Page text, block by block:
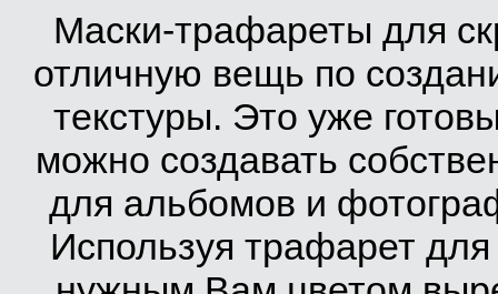
Маски-трафареты для
отличную вещь по
текстуры. Это уже
можно создавать
для альбомов и
Используя трафарет